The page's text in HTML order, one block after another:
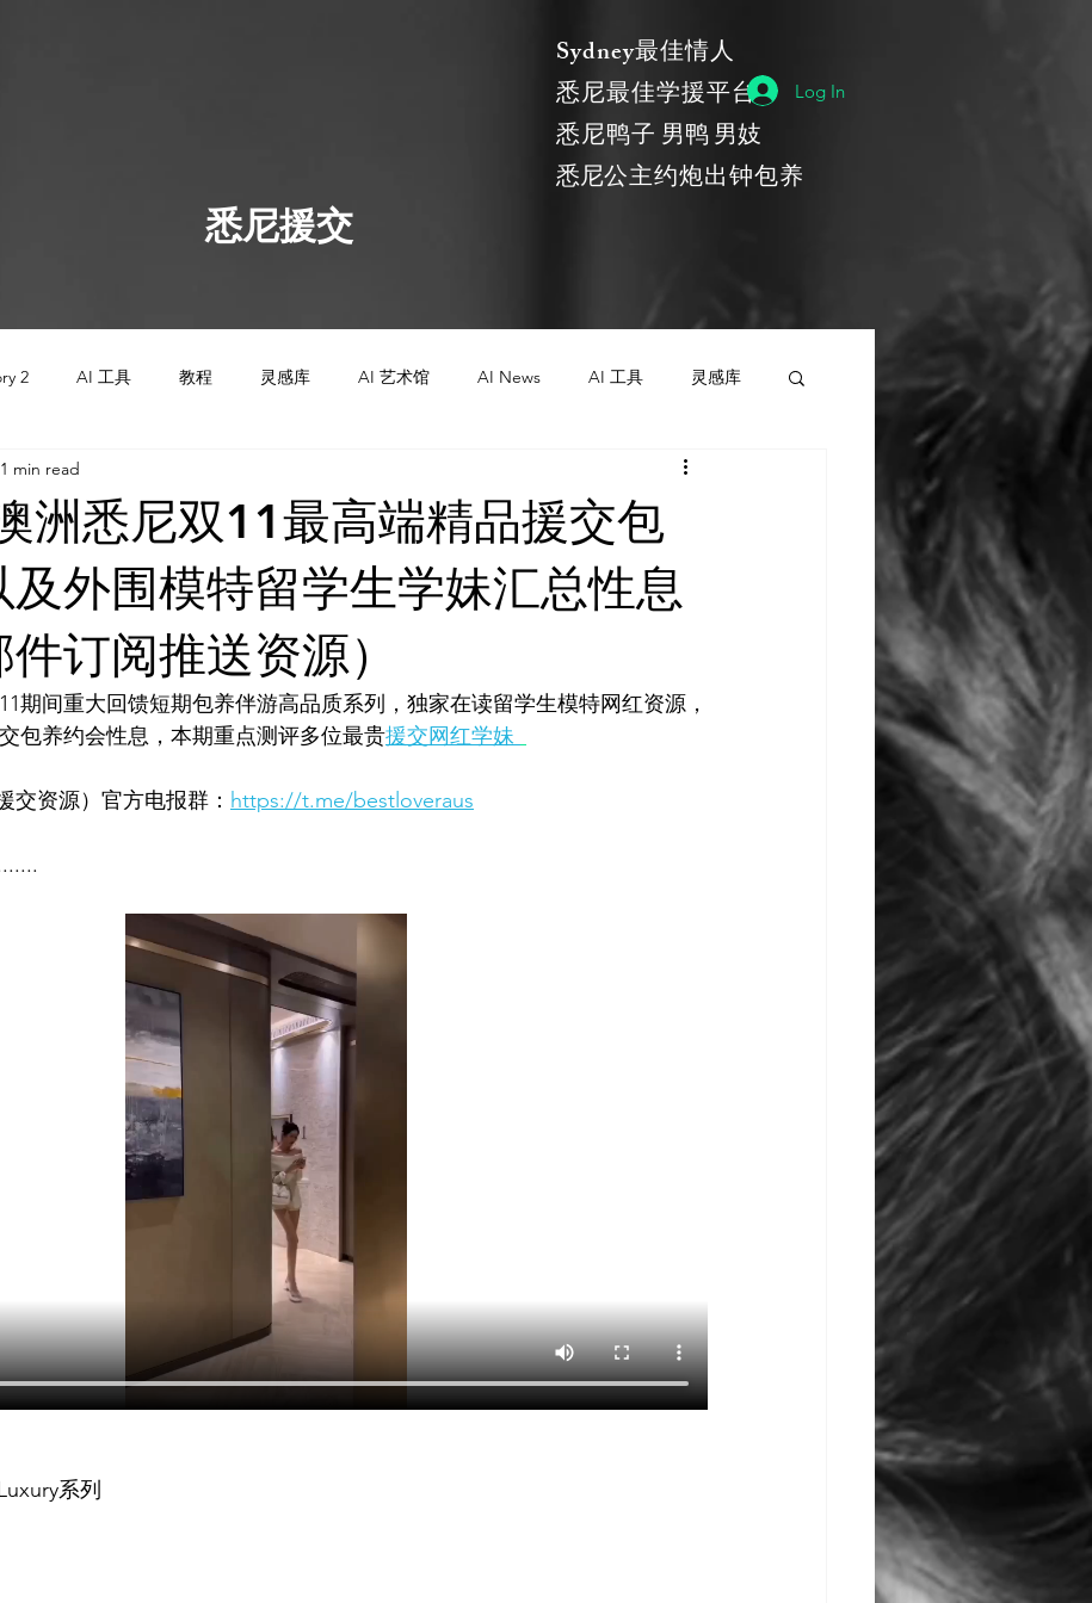
​Sydney最佳情人
悉尼最佳学援平台
​悉尼鸭子 男鸭 男妓
​悉尼公主约炮出钟包养
Log In
​悉尼援交
2 AI 工具 教程 灵感库 AI 艺术馆 AI News AI 工具 灵感库
AI 工具 AI 新闻
灵感库 AI 新闻 AI 艺术馆 教程 AI 工具 灵感库 AI 新闻
洲悉尼双11最高端精品援交包
及外围模特留学生学妹汇总性息
件订阅推送资源）
1 min read
期间重大回馈短期包养伴游高品质系列，独家在读留学生模特网红资源，
包养约会性息，本期重点测评多位最贵援交网红学妹
交资源）官方电报群： https://t.me/bestloveraus
系列